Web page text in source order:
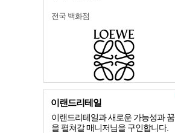
전국 백화점
이랜드리테일
이랜드리테일과 새로운 가능성과 꿈
을 펼쳐갈 매니저님을 구인합니다.